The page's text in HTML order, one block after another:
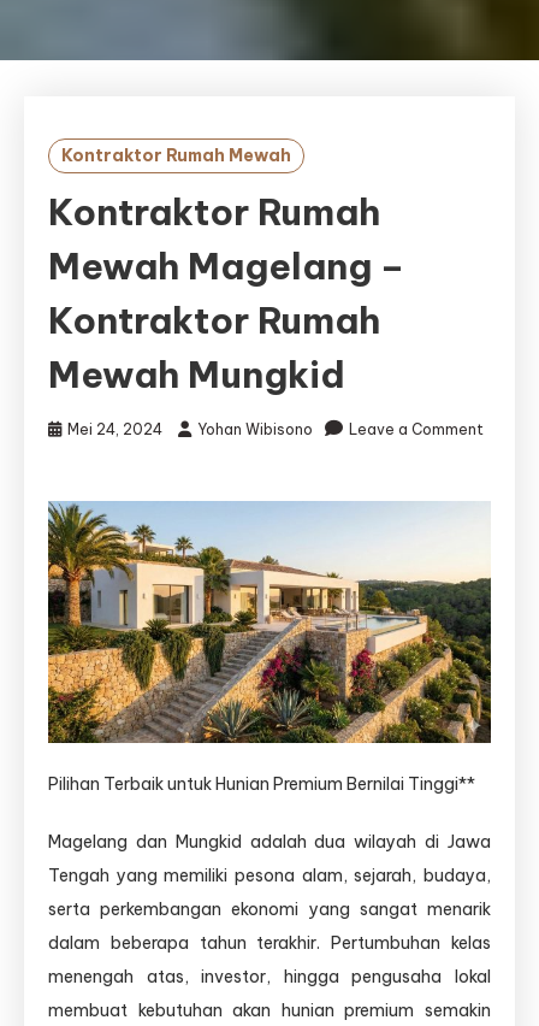
Kontraktor Rumah Mewah
Kontraktor Rumah
Mewah Magelang –
Kontraktor Rumah
Mewah Mungkid
Mei 24, 2024 Yohan Wibisono
Leave a Comment
Rumah
Mewah
Magelang
–
Kontraktor
Rumah
Mewah
Mungkid
Pilihan Terbaik untuk Hunian Premium Bernilai Tinggi**
Magelang dan Mungkid adalah dua wilayah di Jawa
Tengah yang memiliki pesona alam, sejarah, budaya,
serta perkembangan ekonomi yang sangat menarik
dalam beberapa tahun terakhir. Pertumbuhan kelas
menengah atas, investor, hingga pengusaha lokal
membuat kebutuhan akan hunian premium semakin